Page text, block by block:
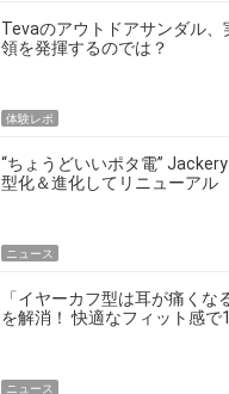
Tevaのアウトドアサンダル、
領を発揮するのでは？
体験レポ
“ちょうどいいポタ電”
型化＆進化してリニューアル
ニュース
「イヤーカフ型は耳が痛くな
を解消！ 快適なフィット感で
ニュース